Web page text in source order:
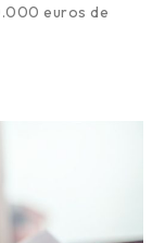
euros de